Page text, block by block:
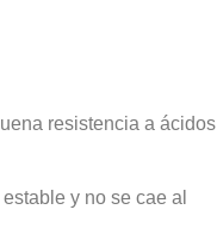
resistencia a ácidos
y no se cae al